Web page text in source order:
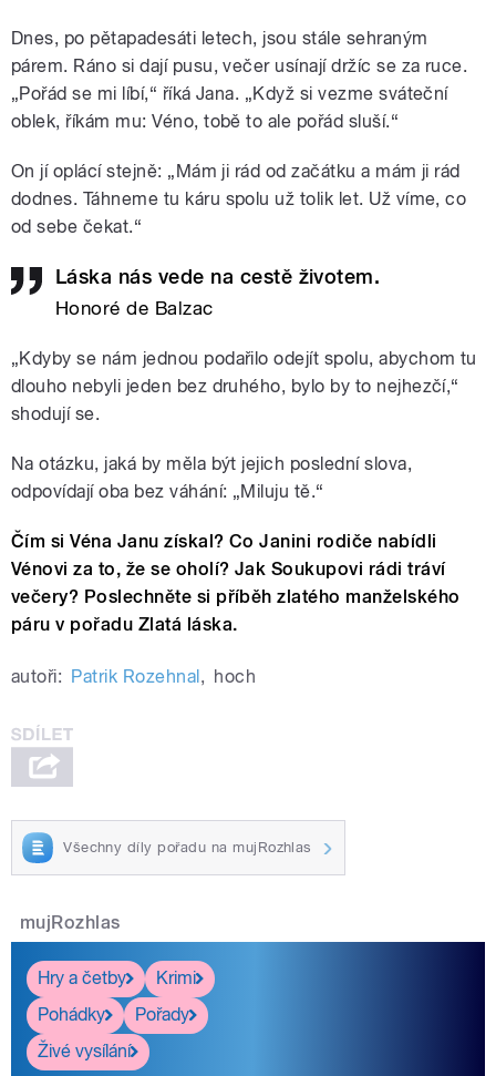
Dnes, po pětapadesáti letech, jsou stále sehraným
párem. Ráno si dají pusu, večer usínají držíc se za ruce.
„Pořád se mi líbí,“ říká Jana. „Když si vezme sváteční
oblek, říkám mu: Véno, tobě to ale pořád sluší.“
On jí oplácí stejně: „Mám ji rád od začátku a mám ji rád
dodnes. Táhneme tu káru spolu už tolik let. Už víme, co
od sebe čekat.“
Láska nás vede na cestě životem.
Honoré de Balzac
„Kdyby se nám jednou podařilo odejít spolu, abychom tu
dlouho nebyli jeden bez druhého, bylo by to nejhezčí,“
shodují se.
Na otázku, jaká by měla být jejich poslední slova,
odpovídají oba bez váhání: „Miluju tě.“
Čím si Véna Janu získal? Co Janini rodiče nabídli
Vénovi za to, že se oholí? Jak Soukupovi rádi tráví
večery? Poslechněte si příběh zlatého manželského
páru v pořadu Zlatá láska.
autoři: Patrik Rozehnal, hoch
Všechny díly pořadu na mujRozhlas
mujRozhlas
Hry a četby
Krimi
Pohádky
Pořady
Živé vysílání